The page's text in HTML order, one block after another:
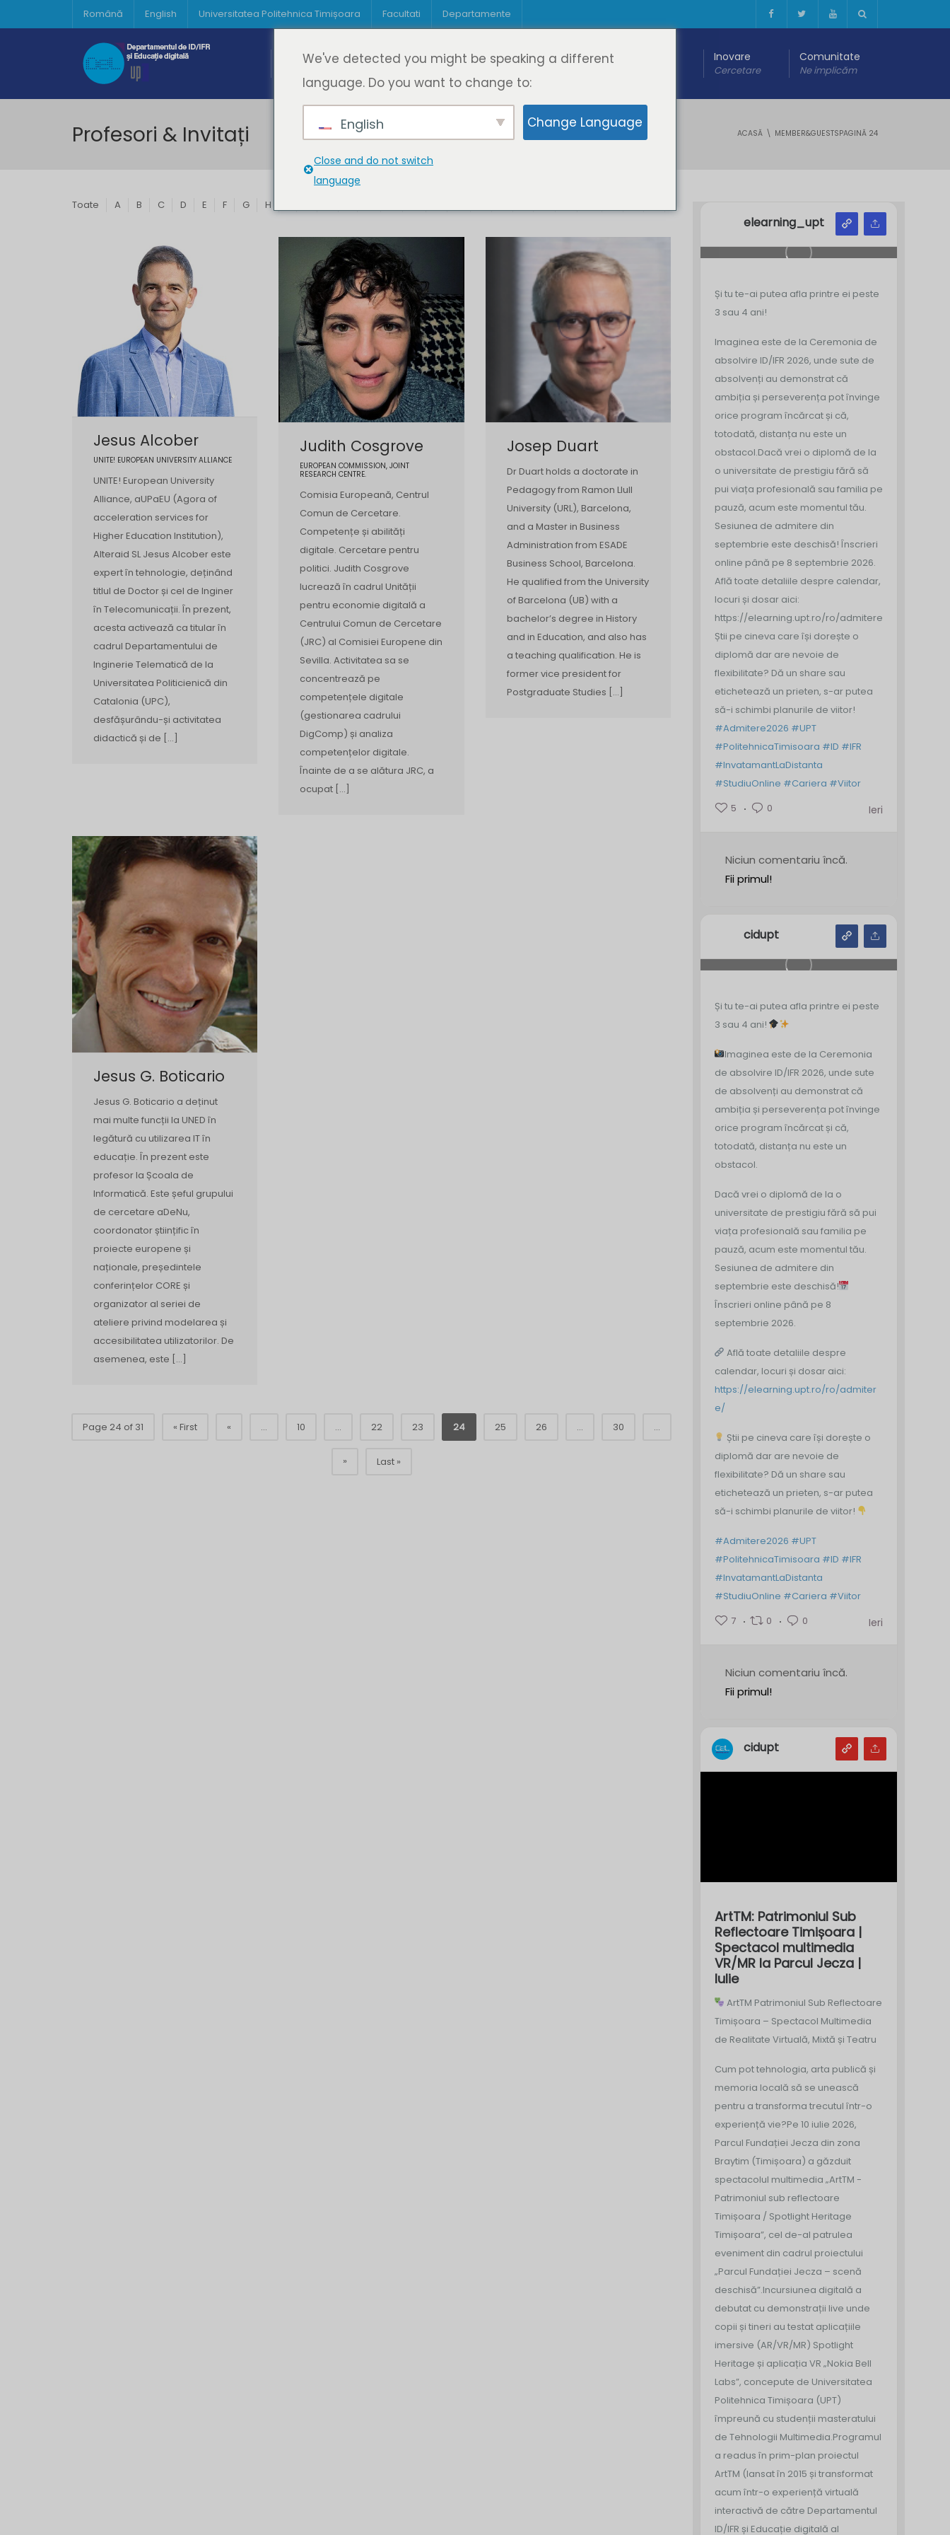
Română English Universitatea Politehnica Timișoara Facultati Departamente
Acasă Despre DeL
Cine suntem
Educație
Oferta de cursuri
Educație digitală Inovare
Cercetare
Comunitate
Ne implicăm
Profesori & Invitați ACASĂ MEMBER&GUESTSPAGINĂ 24
Toate A B C D E F G H
Jesus Alcober
UNITE! EUROPEAN UNIVERSITY ALLIANCE
UNITE! European University
Alliance, aUPaEU (Agora of
acceleration services for
Higher Education Institution),
Alteraid SL Jesus Alcober este
expert în tehnologie, deținând
titlul de Doctor și cel de Inginer
în Telecomunicații. În prezent,
acesta activează ca titular în
cadrul Departamentului de
Inginerie Telematică de la
Universitatea Politicienică din
Catalonia (UPC),
desfășurându-și activitatea
didactică și de […]
Judith Cosgrove
EUROPEAN COMMISSION, JOINT
RESEARCH CENTRE.
Comisia Europeană, Centrul
Comun de Cercetare.
Competențe și abilități
digitale. Cercetare pentru
politici. Judith Cosgrove
lucrează în cadrul Unității
pentru economie digitală a
Centrului Comun de Cercetare
(JRC) al Comisiei Europene din
Sevilla. Activitatea sa se
concentrează pe
competențele digitale
(gestionarea cadrului
DigComp) și analiza
competențelor digitale.
Înainte de a se alătura JRC, a
ocupat […]
Josep Duart
Dr Duart holds a doctorate in
Pedagogy from Ramon Llull
University (URL), Barcelona,
and a Master in Business
Administration from ESADE
Business School, Barcelona.
He qualified from the University
of Barcelona (UB) with a
bachelor’s degree in History
and in Education, and also has
a teaching qualification. He is
former vice president for
Postgraduate Studies […]
Jesus G. Boticario
Jesus G. Boticario a deținut
mai multe funcții la UNED în
legătură cu utilizarea IT în
educație. În prezent este
profesor la Școala de
Informatică. Este șeful grupului
de cercetare aDeNu,
coordonator științific în
proiecte europene și
naționale, președintele
conferințelor CORE și
organizator al seriei de
ateliere privind modelarea și
accesibilitatea utilizatorilor. De
asemenea, este […]
Page 24 of 31 « First « ... 10 ... 22 23 24 25 26 ... 30 ...
» Last »
elearning_upt
Și tu te-ai putea afla printre ei peste
3 sau 4 ani!
Imaginea este de la Ceremonia de
absolvire ID/IFR 2026, unde sute de
absolvenți au demonstrat că
ambiția și perseverența pot învinge
orice program încărcat și că,
totodată, distanța nu este un
obstacol.Dacă vrei o diplomă de la
o universitate de prestigiu fără să
pui viața profesională sau familia pe
pauză, acum este momentul tău.
Sesiunea de admitere din
septembrie este deschisă! Înscrieri
online până pe 8 septembrie 2026.
Află toate detaliile despre calendar,
locuri și dosar aici:
https://elearning.upt.ro/ro/admitere/
Știi pe cineva care își dorește o
diplomă dar are nevoie de
flexibilitate? Dă un share sau
etichetează un prieten, s-ar putea
să-i schimbi planurile de viitor!
#Admitere2026 #UPT
#PolitehnicaTimisoara #ID #IFR
#InvatamantLaDistanta
#StudiuOnline #Cariera #Viitor
5
0 Ieri
Niciun comentariu încă.
Fii primul!
cidupt
Și tu te-ai putea afla printre ei peste
3 sau 4 ani!
Imaginea este de la Ceremonia
de absolvire ID/IFR 2026, unde sute
de absolvenți au demonstrat că
ambiția și perseverența pot învinge
orice program încărcat și că,
totodată, distanța nu este un
obstacol.
Dacă vrei o diplomă de la o
universitate de prestigiu fără să pui
viața profesională sau familia pe
pauză, acum este momentul tău.
Sesiunea de admitere din
septembrie este deschisă!
Înscrieri online până pe 8
septembrie 2026.
Află toate detaliile despre
calendar, locuri și dosar aici:
https://elearning.upt.ro/ro/admiter
e/
Știi pe cineva care își dorește o
diplomă dar are nevoie de
flexibilitate? Dă un share sau
etichetează un prieten, s-ar putea
să-i schimbi planurile de viitor!
#Admitere2026 #UPT
#PolitehnicaTimisoara #ID #IFR
#InvatamantLaDistanta
#StudiuOnline #Cariera #Viitor
7
0 0 Ieri
Niciun comentariu încă.
Fii primul!
cidupt
ArtTM: Patrimoniul Sub
Reflectoare Timișoara |
Spectacol multimedia
VR/MR la Parcul Jecza |
Iulie
ArtTM Patrimoniul Sub Reflectoare
Timișoara – Spectacol Multimedia
de Realitate Virtuală, Mixtă și Teatru
Cum pot tehnologia, arta publică și
memoria locală să se unească
pentru a transforma trecutul într-o
experiență vie?Pe 10 iulie 2026,
Parcul Fundației Jecza din zona
Braytim (Timișoara) a găzduit
spectacolul multimedia „ArtTM -
Patrimoniul sub reflectoare
Timișoara / Spotlight Heritage
Timișoara”, cel de-al patrulea
eveniment din cadrul proiectului
„Parcul Fundației Jecza – scenă
deschisă”.Incursiunea digitală a
debutat cu demonstrații live unde
copii și tineri au testat aplicațiile
imersive (AR/VR/MR) Spotlight
Heritage și aplicația VR „Nokia Bell
Labs”, concepute de Universitatea
Politehnica Timișoara (UPT)
împreună cu studenții masteratului
de Tehnologii Multimedia.Programul
a readus în prim-plan proiectul
ArtTM (lansat în 2015 și transformat
acum într-o experiență virtuală
interactivă de către Departamentul
ID/IFR și Educație digitală al
We've detected you might be speaking a different
language. Do you want to change to:
English Change Language
Close and do not switch
language